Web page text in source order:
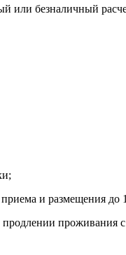
или безналичный
и размещения до
проживания с